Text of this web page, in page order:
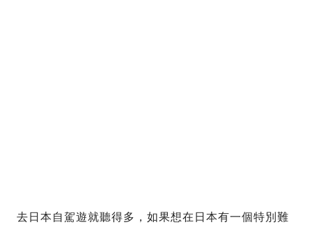
去日本自駕遊就聽得多，如果想在日本有一個特別難